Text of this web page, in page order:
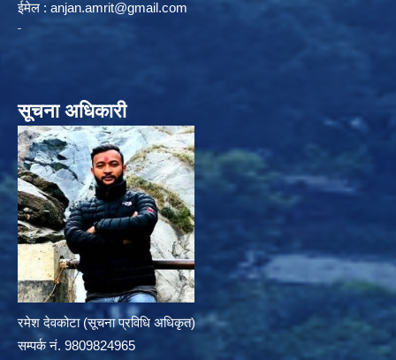
ईमेल : anjan.amrit@gmail.com
सूचना अधिकारी
रमेश देवकोटा (सूचना प्रविधि अधिकृत)
सम्पर्क न‌ं. 9809824965